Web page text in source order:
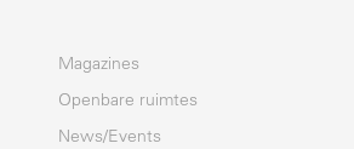
Magazines
Openbare ruimtes
News/Events